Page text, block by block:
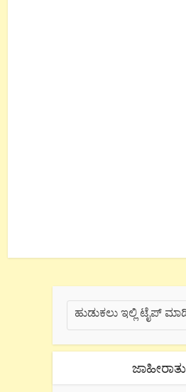
ಜಾಹೀರಾತು